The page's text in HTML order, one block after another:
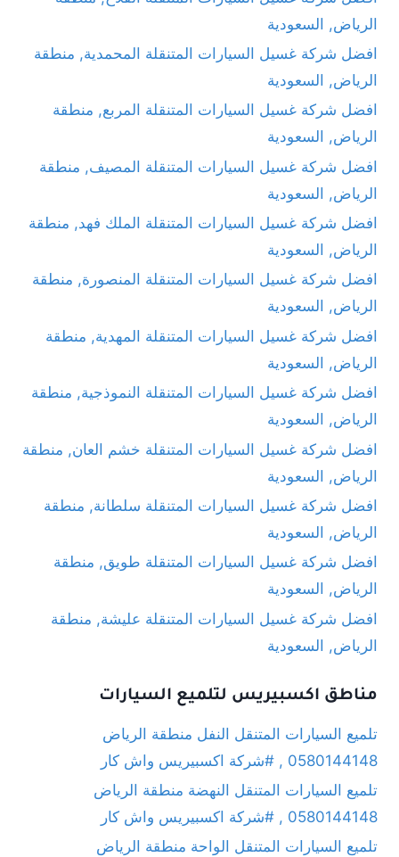
الرياض, السعودية
افضل شركة غسيل السيارات المتنقلة المحمدية, منطقة
الرياض, السعودية
افضل شركة غسيل السيارات المتنقلة المربع, منطقة
الرياض, السعودية
افضل شركة غسيل السيارات المتنقلة المصيف, منطقة
الرياض, السعودية
افضل شركة غسيل السيارات المتنقلة الملك فهد, منطقة
الرياض, السعودية
افضل شركة غسيل السيارات المتنقلة المنصورة, منطقة
الرياض, السعودية
افضل شركة غسيل السيارات المتنقلة المهدية, منطقة
الرياض, السعودية
افضل شركة غسيل السيارات المتنقلة النموذجية, منطقة
الرياض, السعودية
افضل شركة غسيل السيارات المتنقلة خشم العان, منطقة
الرياض, السعودية
افضل شركة غسيل السيارات المتنقلة سلطانة, منطقة
الرياض, السعودية
افضل شركة غسيل السيارات المتنقلة طويق, منطقة
الرياض, السعودية
افضل شركة غسيل السيارات المتنقلة عليشة, منطقة
الرياض, السعودية
مناطق اكسبيريس لتلميع السيارات
تلميع السيارات المتنقل النفل منطقة الرياض
0580144148 , #شركة اكسبيريس واش كار
تلميع السيارات المتنقل النهضة منطقة الرياض
0580144148 , #شركة اكسبيريس واش كار
تلميع السيارات المتنقل الواحة منطقة الرياض